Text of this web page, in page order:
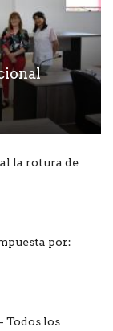
la rotura de
por:
Todos los